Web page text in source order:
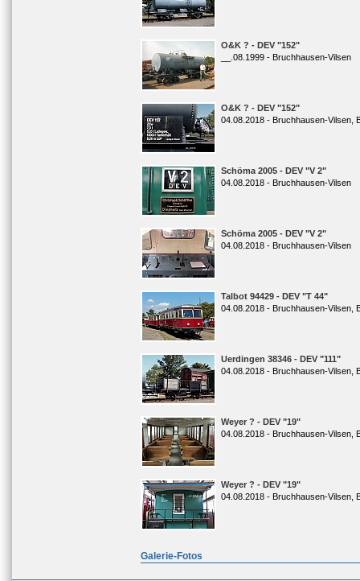
O&K ? - DEV "152"
__.08.1999 - Bruchhausen-Vilsen
O&K ? - DEV "152"
04.08.2018 - Bruchhausen-Vilsen,
Schöma 2005 - DEV "V 2"
04.08.2018 - Bruchhausen-Vilsen
Schöma 2005 - DEV "V 2"
04.08.2018 - Bruchhausen-Vilsen
Talbot 94429 - DEV "T 44"
04.08.2018 - Bruchhausen-Vilsen,
Uerdingen 38346 - DEV "111"
04.08.2018 - Bruchhausen-Vilsen,
Weyer ? - DEV "19"
04.08.2018 - Bruchhausen-Vilsen,
Weyer ? - DEV "19"
04.08.2018 - Bruchhausen-Vilsen,
Galerie-Fotos